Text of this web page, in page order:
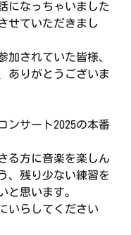
になっちゃいました
せていただきまし
加されていた皆様、
ありがとうございま
ンサート2025の本番
る方に音楽を楽しん
、残り少ない練習を
と思います。
いらしてください